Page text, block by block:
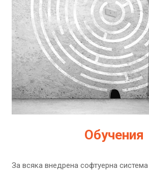
Обучения
За всяка внедрена софтуерна система